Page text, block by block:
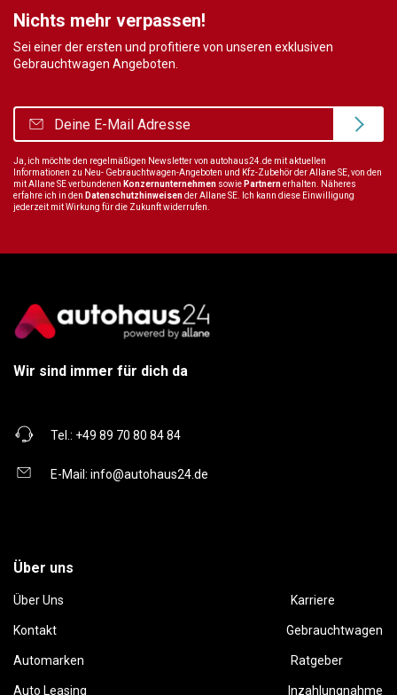
Nichts mehr verpassen!
Sei einer der ersten und profitiere von unseren exklusiven
Gebrauchtwagen Angeboten.
Ja, ich möchte den regelmäßigen Newsletter von autohaus24.de mit aktuellen
Informationen zu Neu- Gebrauchtwagen-Angeboten und Kfz-Zubehör der Allane SE, von den
mit Allane SE verbundenen Konzernunternehmen sowie Partnernerhalten. Näheres
erfahre ich in den Datenschutzhinweisender Allane SE. Ich kann diese Einwilligung
jederzeit mit Wirkung für die Zukunft widerrufen.
Wir sind immer für dich da
Tel.: +49 89 70 80 84 84
E-Mail: info@autohaus24.de
Über uns
Über Uns Karriere
Kontakt Gebrauchtwagen
Automarken Ratgeber
Auto Leasing Inzahlungnahme